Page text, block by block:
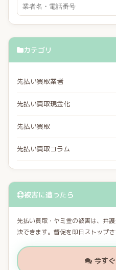
カテゴリ
先払い買取業者
先払い買取現金化
先払い買取
先払い買取コラム
被害に遭ったら
先払い買取・ヤミ金の被害は、弁
決できます。督促を即日ストップさ
今す